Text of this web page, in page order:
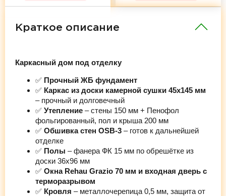
Краткое описание
Каркасный дом под отделку
✅ Прочный ЖБ фундамент
✅ Каркас из доски камерной сушки 45х145 мм
– прочный и долговечный
✅ Утепление – стены 150 мм + Пенофол
фольгированный, пол и крыша 200 мм
✅ Обшивка стен OSB-3 – готов к дальнейшей
отделке
✅ Полы – фанера ФК 15 мм по обрешётке из
доски 36х96 мм
✅ Окна Rehau Grazio 70 мм и входная дверь с
терморазрывом
✅ Кровля – металлочерепица 0,5 мм, защита от